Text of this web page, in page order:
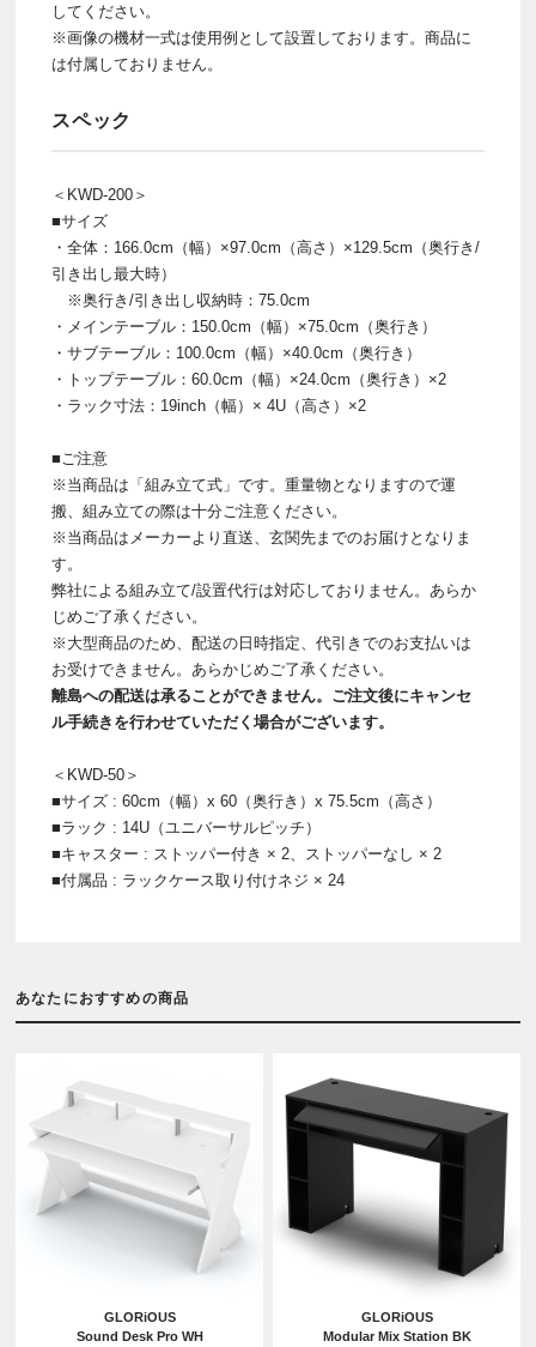
してください。
※画像の機材一式は使用例として設置しております。商品に
は付属しておりません。
スペック
＜KWD-200＞
■サイズ
・全体：166.0cm（幅）×97.0cm（高さ）×129.5cm（奥行き/
引き出し最大時）
※奥行き/引き出し収納時：75.0cm
・メインテーブル：150.0cm（幅）×75.0cm（奥行き）
・サブテーブル：100.0cm（幅）×40.0cm（奥行き）
・トップテーブル：60.0cm（幅）×24.0cm（奥行き）×2
・ラック寸法：19inch（幅）× 4U（高さ）×2
■ご注意
※当商品は「組み立て式」です。重量物となりますので運
搬、組み立ての際は十分ご注意ください。
※当商品はメーカーより直送、玄関先までのお届けとなりま
す。
弊社による組み立て/設置代行は対応しておりません。あらか
じめご了承ください。
※大型商品のため、配送の日時指定、代引きでのお支払いは
お受けできません。あらかじめご了承ください。
離島への配送は承ることができません。ご注文後にキャンセ
ル手続きを行わせていただく場合がございます。
＜KWD-50＞
■サイズ : 60cm（幅）x 60（奥行き）x 75.5cm（高さ）
■ラック : 14U（ユニバーサルピッチ）
■キャスター : ストッパー付き × 2、ストッパーなし × 2
■付属品 : ラックケース取り付けネジ × 24
あなたにおすすめの商品
GLORiOUS
Sound Desk Pro WH
GLORiOUS
Modular Mix Station BK